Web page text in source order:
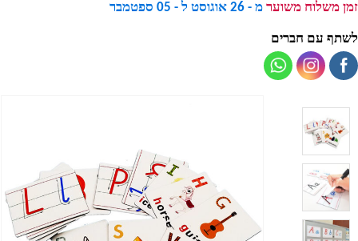
זמן משלוח משוער מ - 26 אוגוסט ל - 05 ספטמבר
לשתף עם חברים